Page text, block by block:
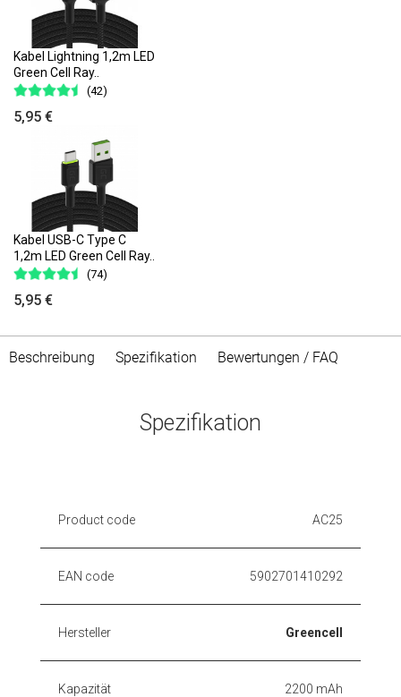
Kabel Lightning 1,2m LED
Green Cell Ray..
(42)
5,95 €
Kabel USB-C Type C
1,2m LED Green Cell Ray..
(74)
5,95 €
Beschreibung Spezifikation Bewertungen / FAQ
Spezifikation
Product code AC25
EAN code 5902701410292
Hersteller Greencell
Kapazität 2200 mAh